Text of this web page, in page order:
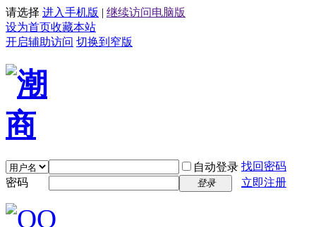
请选择 进入手机版 | 继续访问电脑版
设为首页收藏本站
开启辅助访问 切换到窄版
自动登录 找回密码
密码
登录 立即注册